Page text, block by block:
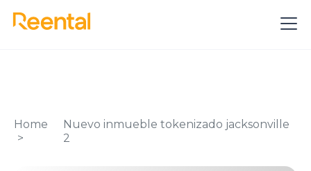
Home
Nuevo inmueble tokenizado jacksonville
2